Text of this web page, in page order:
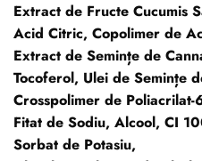
Extract de Fructe Cucumis
Acid Citric, Copolimer de
Extract de Semințe de
Tocoferol, Ulei de Semințe
Crosspolimer de Poliacrilat-
Fitat de Sodiu, Alcool, CI
Sorbat de Potasiu,